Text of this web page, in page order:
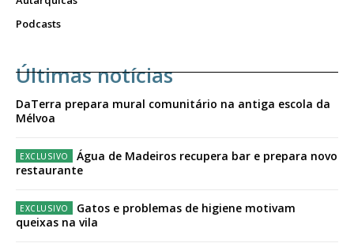
Podcasts
Últimas notícias
DaTerra prepara mural comunitário na antiga escola da
Mélvoa
Água de Madeiros recupera bar e prepara novo
restaurante
Gatos e problemas de higiene motivam
queixas na vila